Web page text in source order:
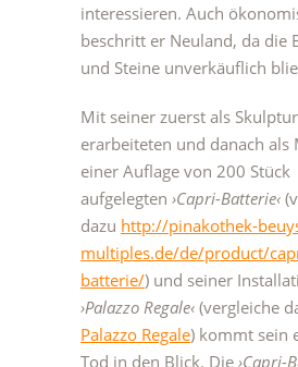
interessieren. Auch
beschritt er Neuland, da die
und Steine unverkäuflich
Mit seiner zuerst als Skulptur
erarbeiteten und danach als
einer Auflage von 200 Stück
aufgelegten ›Capri-Batterie‹
dazu http://pinakothek-
multiples.de/de/product/
batterie/) und seiner
›Palazzo Regale‹ (vergleiche
Palazzo Regale) kommt sein
Tod in den Blick. Die ›Capri-